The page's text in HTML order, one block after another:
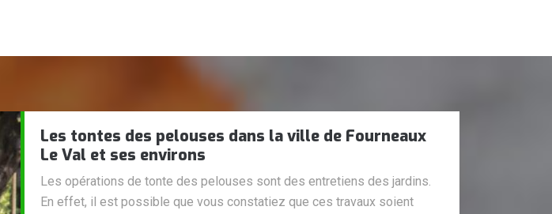
Les tontes des pelouses dans la ville de Fourneaux
Le Val et ses environs
Les opérations de tonte des pelouses sont des entretiens des jardins.
En effet, il est possible que vous constatiez que ces travaux soient